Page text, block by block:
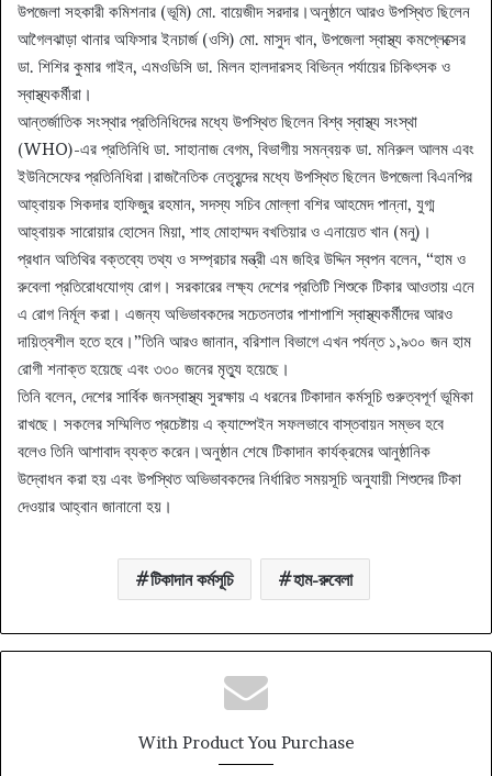
উপজেলা সহকারী কমিশনার (ভূমি) মো. বায়েজীদ সরদার।অনুষ্ঠানে আরও উপস্থিত ছিলেন
আগৈলঝাড়া থানার অফিসার ইনচার্জ (ওসি) মো. মাসুদ খান, উপজেলা স্বাস্থ্য কমপ্লেক্সের
ডা. শিশির কুমার গাইন, এমওডিসি ডা. মিলন হালদারসহ বিভিন্ন পর্যায়ের চিকিৎসক ও
স্বাস্থ্যকর্মীরা।
আন্তর্জাতিক সংস্থার প্রতিনিধিদের মধ্যে উপস্থিত ছিলেন বিশ্ব স্বাস্থ্য সংস্থা
(WHO)-এর প্রতিনিধি ডা. সাহানাজ বেগম, বিভাগীয় সমন্বয়ক ডা. মনিরুল আলম এবং
ইউনিসেফের প্রতিনিধিরা।রাজনৈতিক নেতৃবৃন্দের মধ্যে উপস্থিত ছিলেন উপজেলা বিএনপির
আহ্বায়ক সিকদার হাফিজুর রহমান, সদস্য সচিব মোল্লা বশির আহমেদ পান্না, যুগ্ম
আহ্বায়ক সারোয়ার হোসেন মিয়া, শাহ মোহাম্মদ বখতিয়ার ও এনায়েত খান (মনু)।
প্রধান অতিথির বক্তব্যে তথ্য ও সম্প্রচার মন্ত্রী এম জহির উদ্দিন স্বপন বলেন, “হাম ও
রুবেলা প্রতিরোধযোগ্য রোগ। সরকারের লক্ষ্য দেশের প্রতিটি শিশুকে টিকার আওতায় এনে
এ রোগ নির্মূল করা। এজন্য অভিভাবকদের সচেতনতার পাশাপাশি স্বাস্থ্যকর্মীদের আরও
দায়িত্বশীল হতে হবে।”তিনি আরও জানান, বরিশাল বিভাগে এখন পর্যন্ত ১,৯৩০ জন হাম
রোগী শনাক্ত হয়েছে এবং ৩৩০ জনের মৃত্যু হয়েছে।
তিনি বলেন, দেশের সার্বিক জনস্বাস্থ্য সুরক্ষায় এ ধরনের টিকাদান কর্মসূচি গুরুত্বপূর্ণ ভূমিকা
রাখছে। সকলের সম্মিলিত প্রচেষ্টায় এ ক্যাম্পেইন সফলভাবে বাস্তবায়ন সম্ভব হবে
বলেও তিনি আশাবাদ ব্যক্ত করেন।অনুষ্ঠান শেষে টিকাদান কার্যক্রমের আনুষ্ঠানিক
উদ্বোধন করা হয় এবং উপস্থিত অভিভাবকদের নির্ধারিত সময়সূচি অনুযায়ী শিশুদের টিকা
দেওয়ার আহ্বান জানানো হয়।
টিকাদান কর্মসূচি হাম-রুবেলা
With Product You Purchase